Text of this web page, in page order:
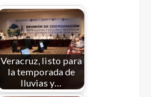
Veracruz, listo para
la temporada de
lluvias y…